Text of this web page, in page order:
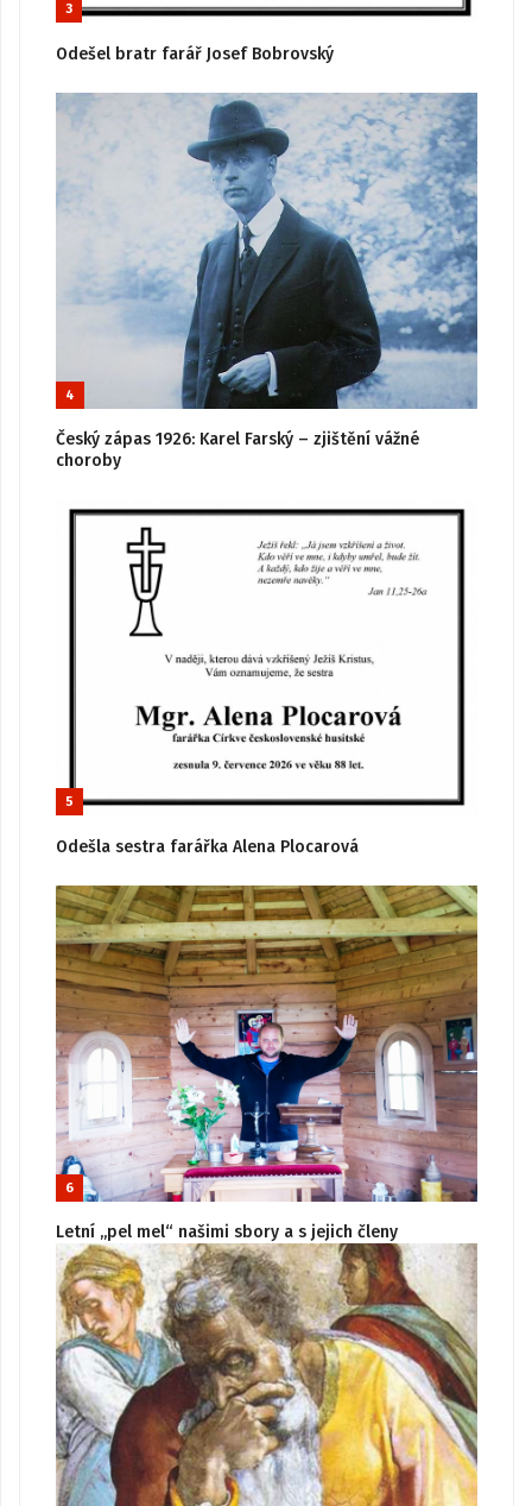
3
Odešel bratr farář Josef Bobrovský
4
Český zápas 1926: Karel Farský – zjištění vážné
choroby
5
Odešla sestra farářka Alena Plocarová
6
Letní „pel mel“ našimi sbory a s jejich členy